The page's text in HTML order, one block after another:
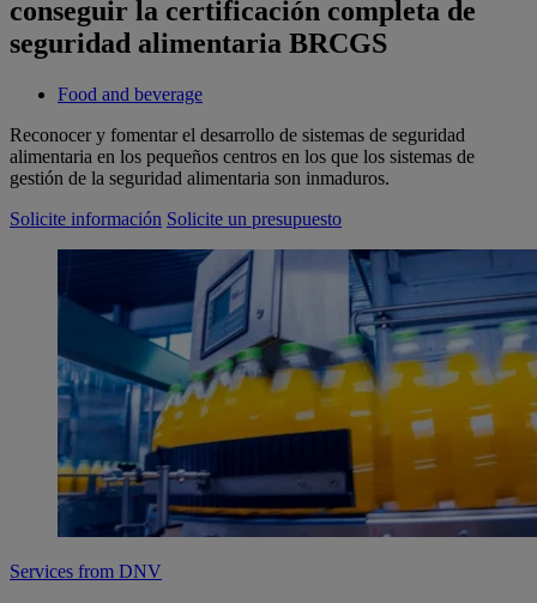
conseguir la certificación completa de
seguridad alimentaria BRCGS
Food and beverage
Reconocer y fomentar el desarrollo de sistemas de seguridad
alimentaria en los pequeños centros en los que los sistemas de
gestión de la seguridad alimentaria son inmaduros.
Solicite información Solicite un presupuesto
Services from DNV